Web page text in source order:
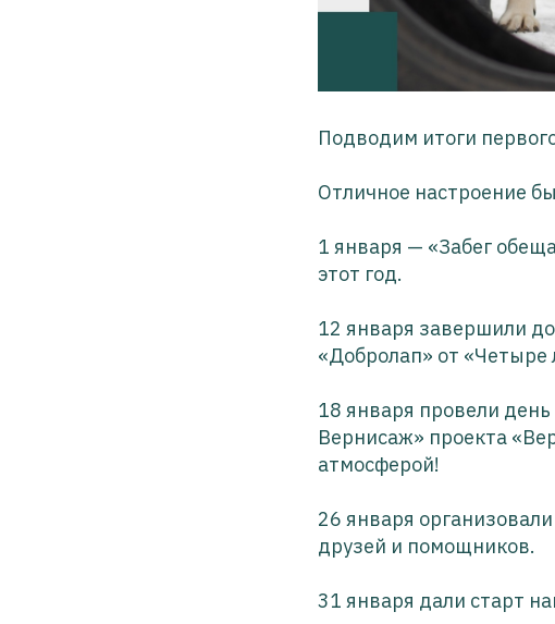
Подводим итоги
Отличное настроение
1 января — «Забег
этот год.
12 января завершили
«Добролап» от «Четыре
18 января провели
Вернисаж» проекта
атмосферой!
26 января
друзей и помощников.
31 января дали старт